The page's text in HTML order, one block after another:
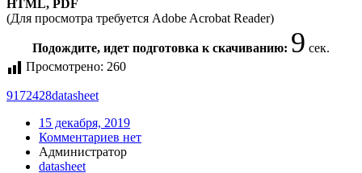
HTML, PDF
(Для просмотра требуется Adobe Acrobat Reader)
Подождите, идет подготовка к скачиванию: 8 сек.
Просмотрено: 260
9172428datasheet
15 декабря, 2019
Комментариев нет
Администратор
datasheet